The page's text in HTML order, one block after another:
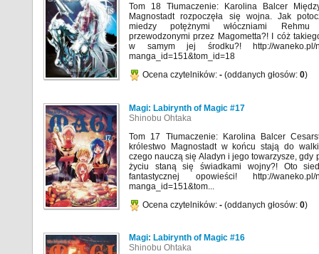
Tom 18 Tłumaczenie: Karolina Balcer
Magnostadt rozpoczęła się wojna. Jak
miedzy potężnymi włóczniami
przewodzonymi przez Magometta?! I cóż
w samym jej środku?! http://waneko.pl/
manga_id=151&tom_id=18
Ocena czytelników: - (oddanych głosów: 0)
Magi: Labirynth of Magic #17
Shinobu Ohtaka
Tom 17 Tłumaczenie: Karolina Balcer
królestwo Magnostadt w końcu stają do
czego nauczą się Aladyn i jego towarzysze, gdy
życiu staną się świadkami wojny?! Oto
fantastycznej opowieści! http://waneko.pl/
manga_id=151&tom...
Ocena czytelników: - (oddanych głosów: 0)
Magi: Labirynth of Magic #16
Shinobu Ohtaka